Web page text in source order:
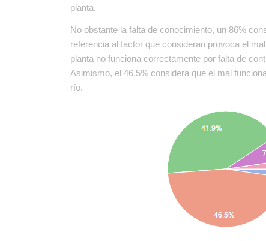
planta.
No obstante la falta de conocimiento, un 86%
referencia al factor que consideran provoca el
planta no funciona correctamente por falta de
Asimismo, el 46,5% considera que el mal
río.